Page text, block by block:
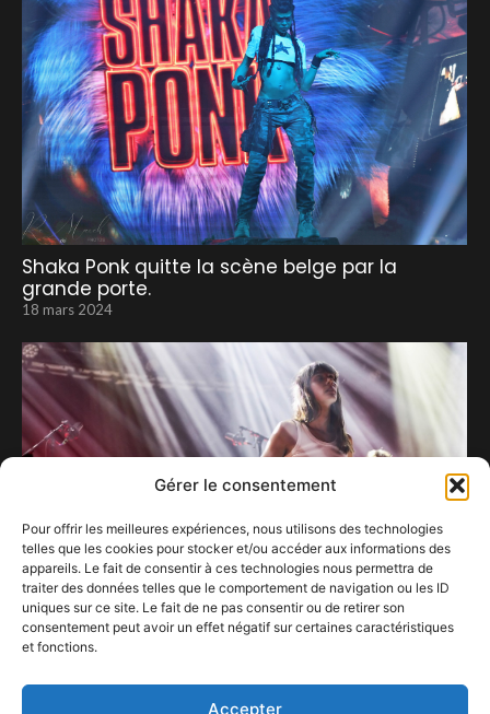
Gérer le consentement
Pour offrir les meilleures expériences, nous utilisons des technologies
telles que les cookies pour stocker et/ou accéder aux informations des
appareils. Le fait de consentir à ces technologies nous permettra de
traiter des données telles que le comportement de navigation ou les ID
uniques sur ce site. Le fait de ne pas consentir ou de retirer son
consentement peut avoir un effet négatif sur certaines caractéristiques
et fonctions.
Accepter
Shaka Ponk quitte la scène belge par la
grande porte.
18 mars 2024
8 octobre 2023